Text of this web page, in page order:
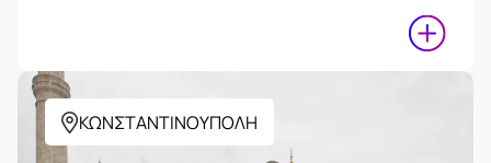
ΚΩΝΣΤΑΝΤΙΝΟΥΠΟΛΗ